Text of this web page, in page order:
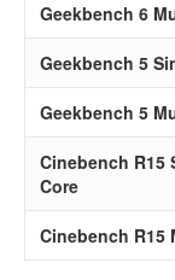
Geekbench 6
Geekbench 5
Geekbench 5
Cinebench R15
Core
Cinebench R15